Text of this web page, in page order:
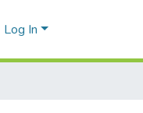
Log In